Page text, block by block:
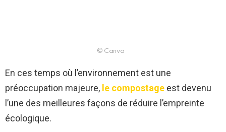
© Canva
En ces temps où l’environnement est une
préoccupation majeure, le compostage est devenu
l’une des meilleures façons de réduire l’empreinte
écologique.